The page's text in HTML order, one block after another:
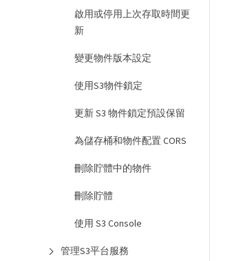
啟用或停用上次存取時間更
新
變更物件版本設定
使用S3物件鎖定
更新 S3 物件鎖定預設保留
為儲存桶和物件配置 CORS
刪除貯體中的物件
刪除貯體
使用 S3 Console
管理S3平台服務